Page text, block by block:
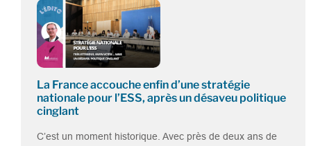
La France accouche enfin d’une stratégie
nationale pour l’ESS, après un désaveu politique
cinglant
C’est un moment historique. Avec près de deux ans de